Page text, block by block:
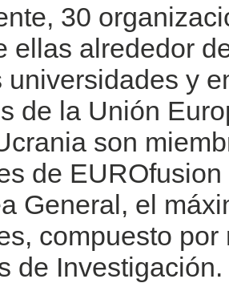
30
ellas alrededor
universidades y
de la Unión
son
de
General, el
compuesto
de Investigación.